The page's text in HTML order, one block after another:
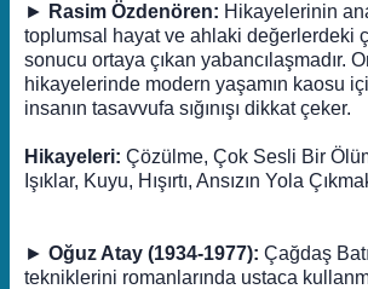
► Rasim Özdenören: Hikayelerinin
toplumsal hayat ve ahlaki değerlerdeki
sonucu ortaya çıkan yabancılaşmadır.
hikayelerinde modern yaşamın kaosu
insanın tasavvufa sığınışı dikkat çeker.
Hikayeleri: Çözülme, Çok Sesli Bir
Işıklar, Kuyu, Hışırtı, Ansızın Yola
► Oğuz Atay (1934-1977): Çağdaş
tekniklerini romanlarında ustaca